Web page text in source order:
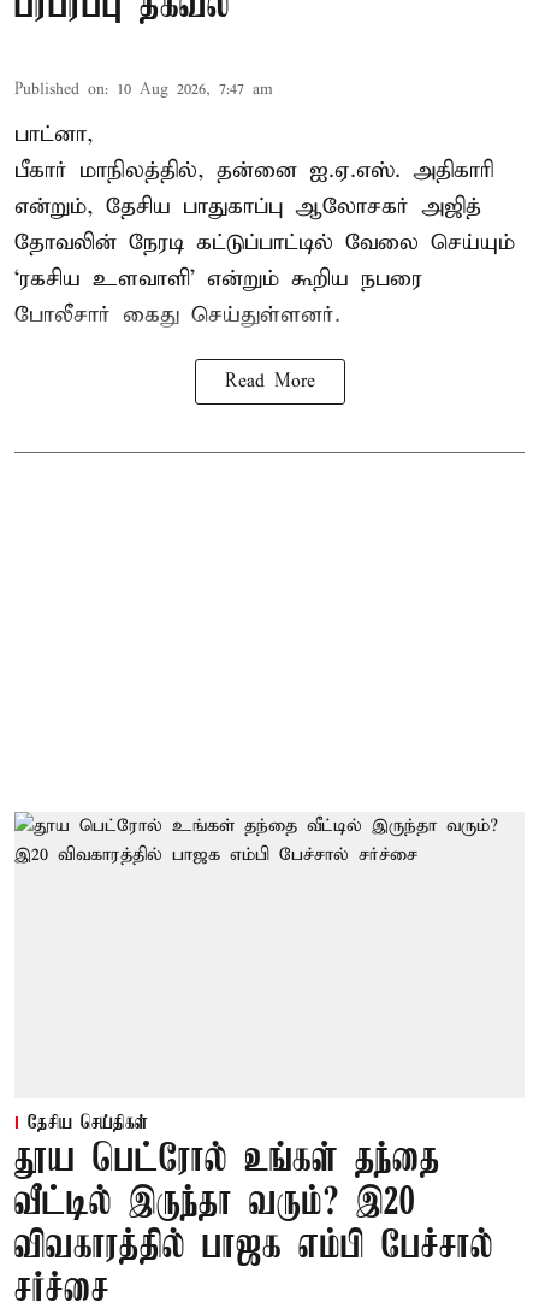
Published on: 10 Aug 2026, 7:47 am
பாட்னா,
பீகார் மாநிலத்தில், தன்னை ஐ.ஏ.எஸ். அதிகாரி
என்றும், தேசிய பாதுகாப்பு ஆலோசகர் அஜித்
தோவலின் நேரடி கட்டுப்பாட்டில் வேலை செய்யும்
‘ரகசிய உளவாளி’ என்றும் கூறிய நபரை
போலீசார் கைது செய்துள்ளனர்.
Read More
தேசிய செய்திகள்
தூய பெட்ரோல் உங்கள் தந்தை
வீட்டில் இருந்தா வரும்? இ20
விவகாரத்தில் பாஜக எம்பி பேச்சால்
சர்ச்சை